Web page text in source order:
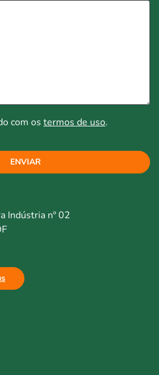
com os termos de uso.
ENVIAR
Indústria nº 02